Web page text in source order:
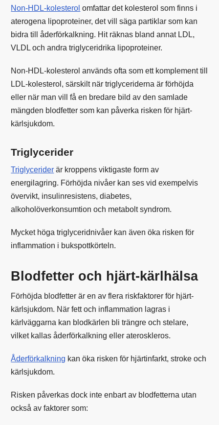
Non-HDL-kolesterol omfattar det kolesterol som finns i
aterogena lipoproteiner, det vill säga partiklar som kan
bidra till åderförkalkning. Hit räknas bland annat LDL,
VLDL och andra triglyceridrika lipoproteiner.
Non-HDL-kolesterol används ofta som ett komplement till
LDL-kolesterol, särskilt när triglyceriderna är förhöjda
eller när man vill få en bredare bild av den samlade
mängden blodfetter som kan påverka risken för hjärt-
kärlsjukdom.
Triglycerider
Triglycerider är kroppens viktigaste form av
energilagring. Förhöjda nivåer kan ses vid exempelvis
övervikt, insulinresistens, diabetes,
alkoholöverkonsumtion och metabolt syndrom.
Mycket höga triglyceridnivåer kan även öka risken för
inflammation i bukspottkörteln.
Blodfetter och hjärt-kärlhälsa
Förhöjda blodfetter är en av flera riskfaktorer för hjärt-
kärlsjukdom. När fett och inflammation lagras i
kärlväggarna kan blodkärlen bli trängre och stelare,
vilket kallas åderförkalkning eller ateroskleros.
Åderförkalkning kan öka risken för hjärtinfarkt, stroke och
kärlsjukdom.
Risken påverkas dock inte enbart av blodfetterna utan
också av faktorer som: